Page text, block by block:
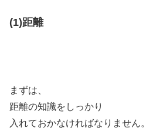
(1)距離
まずは、
距離の知識をしっかり
入れておかなければなりません。